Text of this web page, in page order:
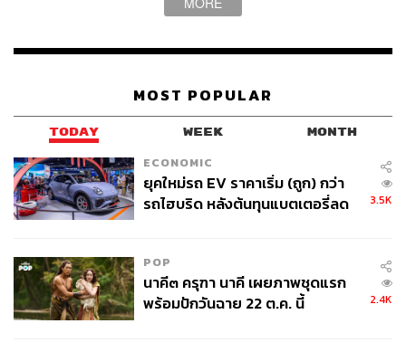
MOST POPULAR
TODAY WEEK MONTH
ECONOMIC
ยุคใหม่รถ EV ราคาเริ่ม (ถูก) กว่า
รถไฮบริด หลังต้นทุนแบตเตอรี่ลด
3.5K
POP
นาคี๓ ครุฑา นาคี เผยภาพชุดแรก
พร้อมปักวันฉาย 22 ต.ค. นี้
2.4K